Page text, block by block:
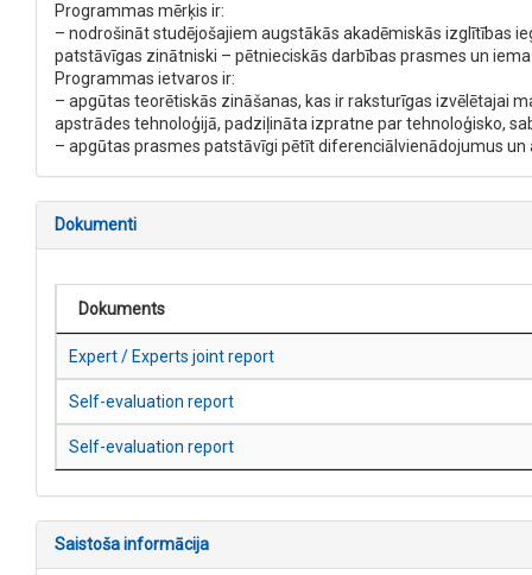
Programmas mērķis ir:
– nodrošināt studējošajiem augstākās akadēmiskās izglītības
patstāvīgas zinātniski – pētnieciskās darbības prasmes un
Programmas ietvaros ir:
– apgūtas teorētiskās zināšanas, kas ir raksturīgas izvēlētajai
apstrādes tehnoloģijā, padziļināta izpratne par tehnoloģisko,
– apgūtas prasmes patstāvīgi pētīt diferenciālvienādojumus
Dokumenti
Dokuments
Expert / Experts joint report
Self-evaluation report
Self-evaluation report
Saistoša informācija